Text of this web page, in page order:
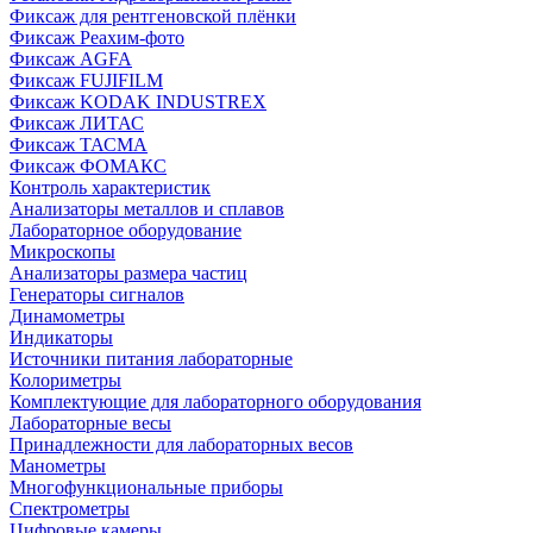
Фиксаж для рентгеновской плёнки
Фиксаж Реахим-фото
Фиксаж AGFA
Фиксаж FUJIFILM
Фиксаж KODAK INDUSTREX
Фиксаж ЛИТАС
Фиксаж ТАСМА
Фиксаж ФОМАКС
Контроль характеристик
Анализаторы металлов и сплавов
Лабораторное оборудование
Микроскопы
Анализаторы размера частиц
Генераторы сигналов
Динамометры
Индикаторы
Источники питания лабораторные
Колориметры
Комплектующие для лабораторного оборудования
Лабораторные весы
Принадлежности для лабораторных весов
Манометры
Многофункциональные приборы
Спектрометры